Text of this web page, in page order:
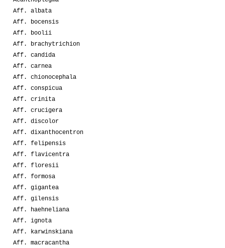
Aff. albata
Aff. bocensis
Aff. boolii
Aff. brachytrichion
Aff. candida
Aff. carnea
Aff. chionocephala
Aff. conspicua
Aff. crinita
Aff. crucigera
Aff. discolor
Aff. dixanthocentron
Aff. felipensis
Aff. flavicentra
Aff. floresii
Aff. formosa
Aff. gigantea
Aff. gilensis
Aff. haehneliana
Aff. ignota
Aff. karwinskiana
Aff. macracantha